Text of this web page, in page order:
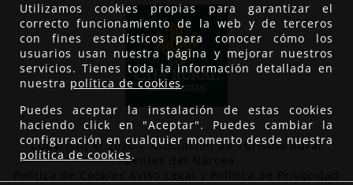
Copyright © 2020 | Asociación de Turismo Rural
Fuentes del Narcea
Utilizamos cookies propias para garantizar el
correcto funcionamiento de la web y de terceros
con fines estadísticos para conocer cómo los
usuarios usan nuestra página y mejorar nuestros
servicios. Tienes toda la información detallada en
nuestra política de cookies.
Puedes aceptar la instalación de estas cookies
haciendo click en "Aceptar". Puedes cambiar la
configuración en cualquier momento desde nuestra
política de cookies.